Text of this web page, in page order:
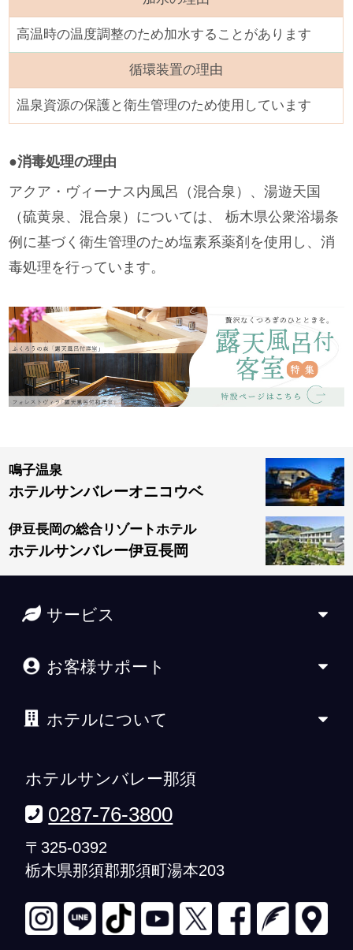
高温時の温度調整のため加水することがあります
循環装置の理由
温泉資源の保護と衛生管理のため使用しています
●消毒処理の理由
アクア・ヴィーナス内風呂（混合泉）、湯遊天国
（硫黄泉、混合泉）については、 栃木県公衆浴場条
例に基づく衛生管理のため塩素系薬剤を使用し、消
毒処理を行っています。
鳴子温泉
ホテルサンバレーオニコウベ
伊豆長岡の総合リゾートホテル
ホテルサンバレー伊豆長岡
サービス
お客様サポート
ホテルについて
ホテルサンバレー那須
0287-76-3800
〒325-0392
栃木県那須郡那須町湯本203